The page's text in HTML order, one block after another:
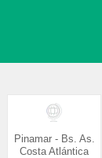
Pinamar - Bs. As.
Costa Atlántica